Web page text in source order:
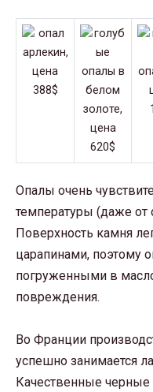
Опалы очень
температуры (даже от
Поверхность камня
царапинами, поэтому
погруженными в
повреждения.
Во Франции
успешно занимается
Качественные